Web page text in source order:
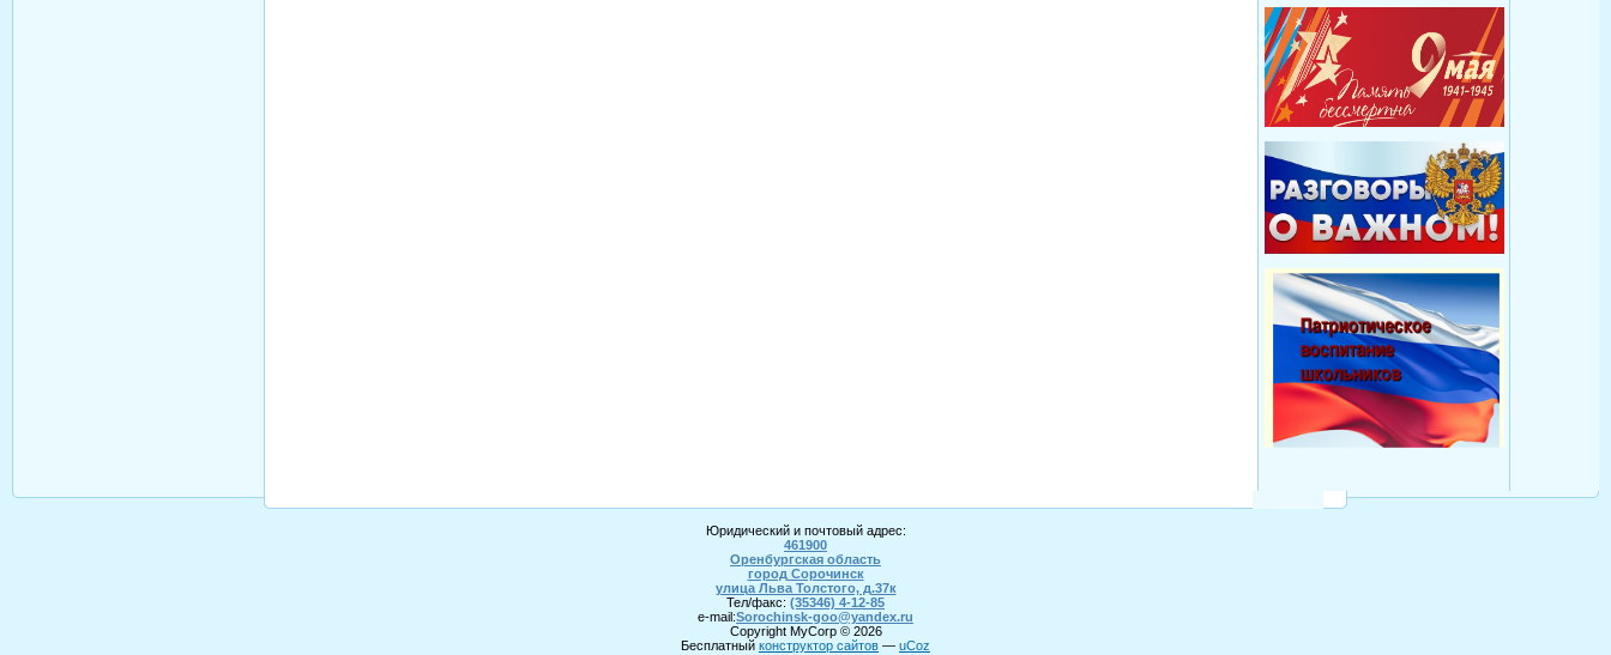
Юридический и почтовый адрес:
461900
Оренбургская область
город Сорочинск
улица Льва Толстого, д.37к
Тел/факс: (35346) 4-12-85
e-mail:Sorochinsk-goo@yandex.ru
Copyright MyCorp © 2026
Бесплатный конструктор сайтов — uCoz